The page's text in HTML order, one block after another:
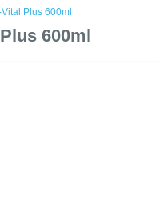
Plus 600ml
600ml